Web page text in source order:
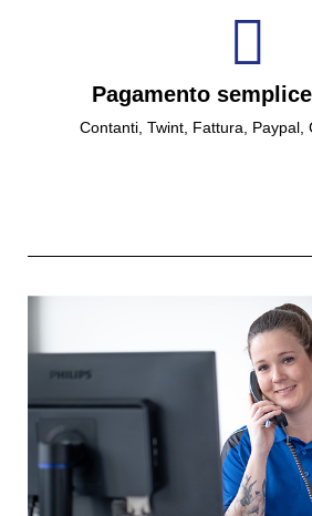
Pagamento
Contanti, Twint, Fattura, Paypal,